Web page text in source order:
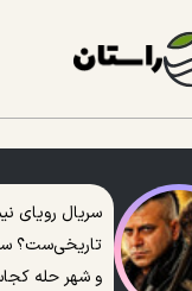
سریال رویای
تاریخی‌ست؟
و شهر حله